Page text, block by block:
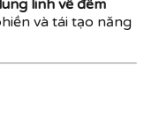
linh về đêm
và tái tạo năng